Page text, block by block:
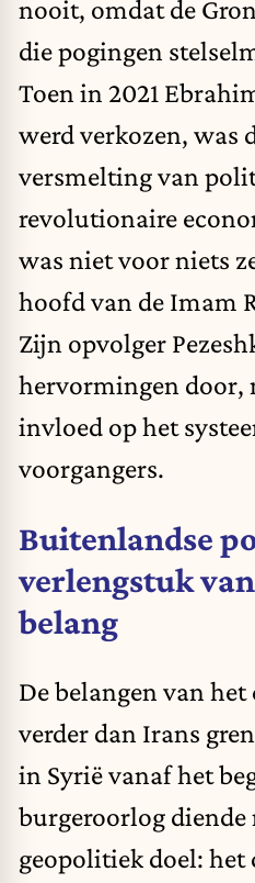
nooit, omdat de
die pogingen
Toen in 2021
werd verkozen, was
versmelting van
revolutionaire
was niet voor niets
hoofd van de Imam
Zijn opvolger
hervormingen door,
invloed op het
voorgangers.
Buitenlandse
verlengstuk
belang
De belangen van
verder dan Irans
in Syrië vanaf het
burgeroorlog diende
geopolitiek doel: het